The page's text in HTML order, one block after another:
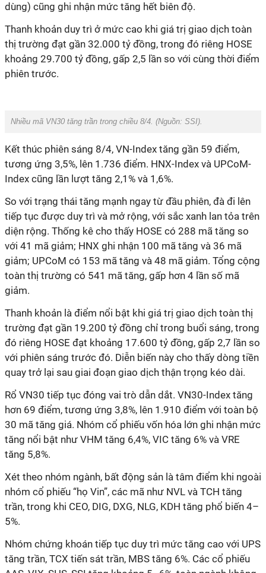
dùng) cũng ghi nhận mức tăng hết biên độ.
Thanh khoản duy trì ở mức cao khi giá trị giao dịch toàn
thị trường đạt gần 32.000 tỷ đồng, trong đó riêng HOSE
khoảng 29.700 tỷ đồng, gấp 2,5 lần so với cùng thời điểm
phiên trước.
Nhiều mã VN30 tăng trần trong chiều 8/4. (Nguồn: SSI).
Kết thúc phiên sáng 8/4, VN-Index tăng gần 59 điểm,
tương ứng 3,5%, lên 1.736 điểm. HNX-Index và UPCoM-
Index cũng lần lượt tăng 2,1% và 1,6%.
So với trạng thái tăng mạnh ngay từ đầu phiên, đà đi lên
tiếp tục được duy trì và mở rộng, với sắc xanh lan tỏa trên
diện rộng. Thống kê cho thấy HOSE có 288 mã tăng so
với 41 mã giảm; HNX ghi nhận 100 mã tăng và 36 mã
giảm; UPCoM có 153 mã tăng và 48 mã giảm. Tổng cộng
toàn thị trường có 541 mã tăng, gấp hơn 4 lần số mã
giảm.
Thanh khoản là điểm nổi bật khi giá trị giao dịch toàn thị
trường đạt gần 19.200 tỷ đồng chỉ trong buổi sáng, trong
đó riêng HOSE đạt khoảng 17.600 tỷ đồng, gấp 2,7 lần so
với phiên sáng trước đó. Diễn biến này cho thấy dòng tiền
quay trở lại sau giai đoạn giao dịch thận trọng kéo dài.
Rổ VN30 tiếp tục đóng vai trò dẫn dắt. VN30-Index tăng
hơn 69 điểm, tương ứng 3,8%, lên 1.910 điểm với toàn bộ
30 mã tăng giá. Nhóm cổ phiếu vốn hóa lớn ghi nhận mức
tăng nổi bật như VHM tăng 6,4%, VIC tăng 6% và VRE
tăng 5,8%.
Xét theo nhóm ngành, bất động sản là tâm điểm khi ngoài
nhóm cổ phiếu “họ Vin”, các mã như NVL và TCH tăng
trần, trong khi CEO, DIG, DXG, NLG, KDH tăng phổ biến 4–
5%.
Nhóm chứng khoán tiếp tục duy trì mức tăng cao với UPS
tăng trần, TCX tiến sát trần, MBS tăng 6%. Các cổ phiếu